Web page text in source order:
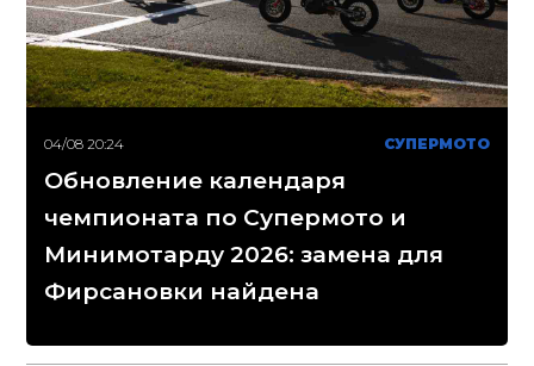
04/08 20:24 СУПЕРМОТО
Обновление календаря
чемпионата по Супермото и
Минимотарду 2026: замена для
Фирсановки найдена